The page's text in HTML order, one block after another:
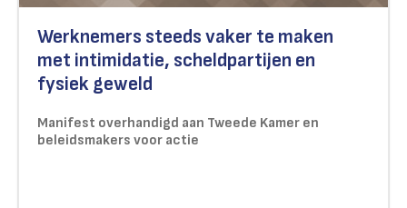
Werknemers steeds vaker te maken
met intimidatie, scheldpartijen en
fysiek geweld
Manifest overhandigd aan Tweede Kamer en
beleidsmakers voor actie